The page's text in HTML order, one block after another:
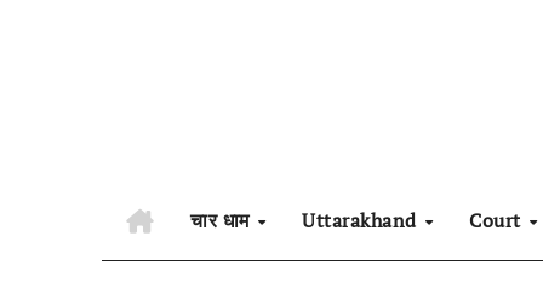
चार धाम Uttarakhand Court